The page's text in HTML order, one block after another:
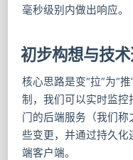
毫秒级别内做出响应。
初步构想与技
核心思路是变“拉”为“推
制，我们可以实时监控
门的后端服务（我们称
些变更，并通过持久化
端客户端。